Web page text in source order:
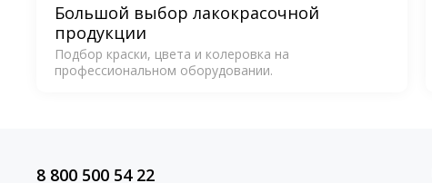
Большой выбор лакокрасочной
продукции
Подбор краски, цвета и колеровка на
профессиональном оборудовании.
8 800 500 54 22